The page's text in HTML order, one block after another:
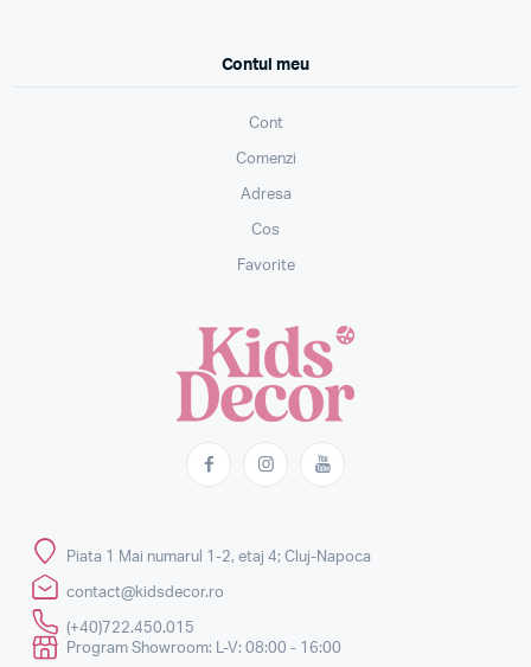
Contul meu
Cont
Comenzi
Adresa
Cos
Favorite
Piata 1 Mai numarul 1-2, etaj 4; Cluj-Napoca
contact@kidsdecor.ro
(+40)722.450.015
Program Showroom: L-V: 08:00 - 16:00